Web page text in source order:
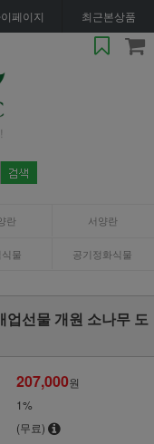
페이지 최근본상품
란 서양란
물 공기정화식물
선물 개원 소나무 도
207,000원
1%
(무료)